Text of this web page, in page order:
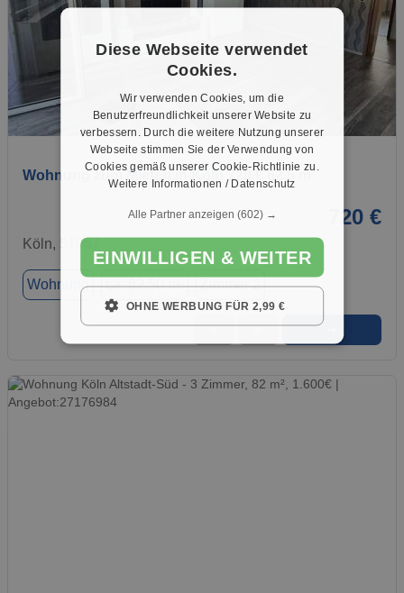
1 / 1
Wohnung zum Mieten in Köln 720 € 62.5 m²
720 €
Köln, 51067
Wohnung ca. 62,50 m² Zimmer 2
★ ➦
Diese Webseite verwendet
Cookies.
Wir verwenden Cookies, um die
Benutzerfreundlichkeit unserer Website zu
verbessern. Durch die weitere Nutzung unserer
Webseite stimmen Sie der Verwendung von
Cookies gemäß unserer Cookie-Richtlinie zu.
Weitere Informationen / Datenschutz
Alle Partner anzeigen (602) →
EINWILLIGEN & WEITER
OHNE WERBUNG FÜR 2,99 €